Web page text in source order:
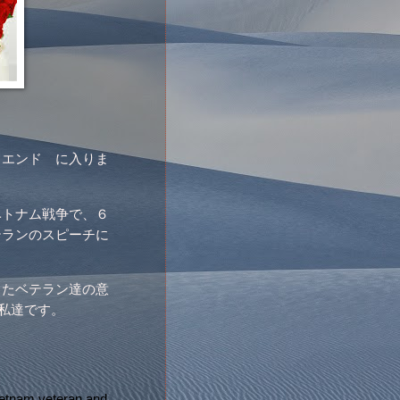
ンド に入りま
ナム戦争で、６
ンのスピーチに
ベテラン達の意
達です。